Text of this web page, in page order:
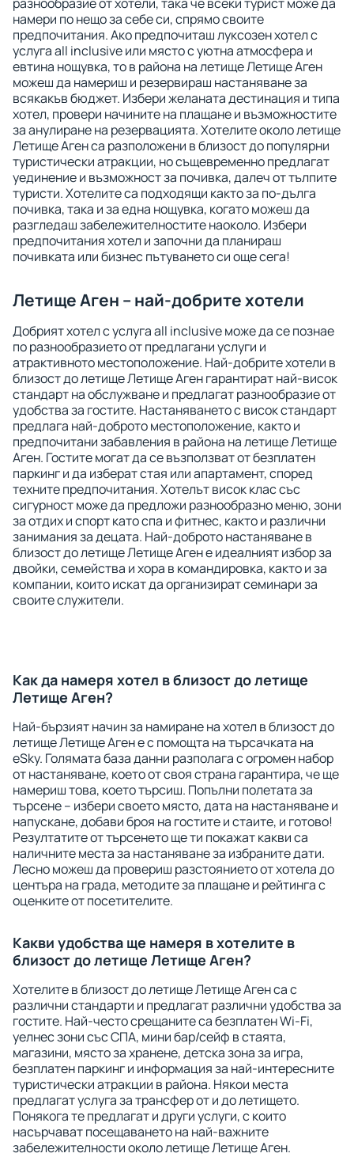
намери по нещо за себе си, спрямо своите
предпочитания. Ако предпочиташ луксозен хотел с
услуга all inclusive или място с уютна атмосфера и
евтина нощувка, то в района на летище Летище Аген
можеш да намериш и резервираш настаняване за
всякакъв бюджет. Избери желаната дестинация и типа
хотел, провери начините на плащане и възможностите
за анулиране на резервацията. Хотелите около летище
Летище Аген са разположени в близост до популярни
туристически атракции, но същевременно предлагат
уединение и възможност за почивка, далеч от тълпите
туристи. Хотелите са подходящи както за по-дълга
почивка, така и за една нощувка, когато можеш да
разгледаш забележителностите наоколо. Избери
предпочитания хотел и започни да планираш
почивката или бизнес пътуването си още сега!
Летище Аген – най-добрите хотели
Добрият хотел с услуга all inclusive може да се познае
по разнообразието от предлагани услуги и
атрактивното местоположение. Най-добрите хотели в
близост до летище Летище Аген гарантират най-висок
стандарт на обслужване и предлагат разнообразие от
удобства за гостите. Настаняването с висок стандарт
предлага най-доброто местоположение, както и
предпочитани забавления в района на летище Летище
Аген. Гостите могат да се възползват от безплатен
паркинг и да изберат стая или апартамент, според
техните предпочитания. Хотелът висок клас със
сигурност може да предложи разнообразно меню, зони
за отдих и спорт като спа и фитнес, както и различни
занимания за децата. Най-доброто настаняване в
близост до летище Летище Аген е идеалният избор за
двойки, семейства и хора в командировка, както и за
компании, които искат да организират семинари за
своите служители.
Как да намеря хотел в близост до летище
Летище Аген?
Най-бързият начин за намиране на хотел в близост до
летище Летище Аген е с помощта на търсачката на
eSky. Голямата база данни разполага с огромен набор
от настаняване, което от своя страна гарантира, че ще
намериш това, което търсиш. Попълни полетата за
търсене – избери своето място, дата на настаняване и
напускане, добави броя на гостите и стаите, и готово!
Резултатите от търсенето ще ти покажат какви са
наличните места за настаняване за избраните дати.
Лесно можеш да провериш разстоянието от хотела до
центъра на града, методите за плащане и рейтинга с
оценките от посетителите.
Какви удобства ще намеря в хотелите в
близост до летище Летище Аген?
Хотелите в близост до летище Летище Аген са с
различни стандарти и предлагат различни удобства за
гостите. Най-често срещаните са безплатен Wi-Fi,
уелнес зони със СПА, мини бар/сейф в стаята,
магазини, място за хранене, детска зона за игра,
безплатен паркинг и информация за най-интересните
туристически атракции в района. Някои места
предлагат услуга за трансфер от и до летището.
Понякога те предлагат и други услуги, с които
насърчават посещаването на най-важните
забележителности около летище Летище Аген.